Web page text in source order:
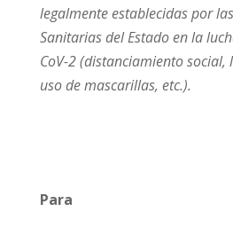
legalmente establecidas por
Sanitarias del Estado en la
CoV-2 (distanciamiento
uso de mascarillas, etc.).
Para